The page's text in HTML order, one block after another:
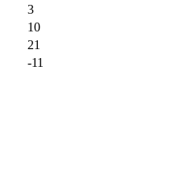
3
10
21
-11